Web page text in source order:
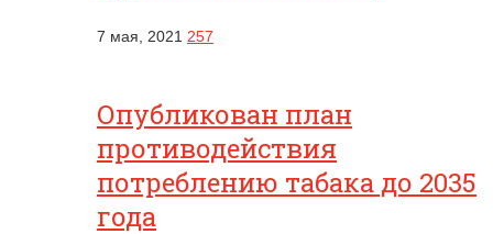
7 мая, 2021 257
Опубликован план
противодействия
потреблению табака до 2035
года